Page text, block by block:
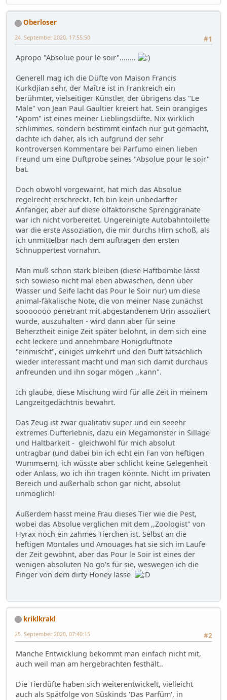
Oberloser
#1
24. September 2020, 17:55:50
Apropo "Absolue pour le soir"........
Generell mag ich die Düfte von Maison Francis
Kurkdjian sehr, der Maître ist in Frankreich ein
berühmter, vielseitiger Künstler, der übrigens das "Le
Male" von Jean Paul Gaultier kreiert hat. Sein orangiges
"Apom" ist eines meiner Lieblingsdüfte. Nix wirklich
schlimmes, sondern bestimmt einfach nur gut gemacht,
dachte ich daher, als ich aufgrund der sehr
kontroversen Kommentare bei Parfumo einen lieben
Freund um eine Duftprobe seines "Absolue pour le soir"
bat.
Doch obwohl vorgewarnt, hat mich das Absolue
regelrecht erschreckt. Ich bin kein unbedarfter
Anfänger, aber auf diese olfaktorische Sprenggranate
war ich nicht vorbereitet. Ungereinigte Autobahntoilette
war die erste Assoziation, die mir durchs Hirn schoß, als
ich unmittelbar nach dem auftragen den ersten
Schnuppertest vornahm.
Man muß schon stark bleiben (diese Haftbombe lässt
sich sowieso nicht mal eben abwaschen, denn über
Wasser und Seife lacht das Pour le Soir nur) um diese
animal-fäkalische Note, die von meiner Nase zunächst
sooooooo penetrant mit abgestandenem Urin assoziiert
wurde, auszuhalten - wird dann aber für seine
Beherztheit einige Zeit später belohnt, in dem sich eine
echt leckere und annehmbare Honigduftnote
"einmischt", einiges umkehrt und den Duft tatsächlich
wieder interessant macht und man sich damit durchaus
anfreunden und ihn sogar mögen ,,kann".
Ich glaube, diese Mischung wird für alle Zeit in meinem
Langzeitgedächtnis bewahrt.
Das Zeug ist zwar qualitativ super und ein seeehr
extremes Dufterlebnis, dazu ein Megamonster in Sillage
und Haltbarkeit - gleichwohl für mich absolut
untragbar (und dabei bin ich echt ein Fan von heftigen
Wummsern), ich wüsste aber schlicht keine Gelegenheit
oder Anlass, wo ich ihn tragen könnte. Nicht im privaten
Bereich und außerhalb schon gar nicht, absolut
unmöglich!
Außerdem hasst meine Frau dieses Tier wie die Pest,
wobei das Absolue verglichen mit dem ,,Zoologist" von
Hyrax noch ein zahmes Tierchen ist. Selbst an die
heftigen Montales und Amouages hat sie sich im Laufe
der Zeit gewöhnt, aber das Pour le Soir ist eines der
wenigen absoluten No go's für sie, weswegen ich die
Finger von dem dirty Honey lasse
kriklkrakl
#2
25. September 2020, 07:40:15
Manche Entwicklung bekommt man einfach nicht mit,
auch weil man am hergebrachten festhält..
Die Tierdüfte haben sich weiterentwickelt, vielleicht
auch als Spätfolge von Süskinds 'Das Parfüm', in